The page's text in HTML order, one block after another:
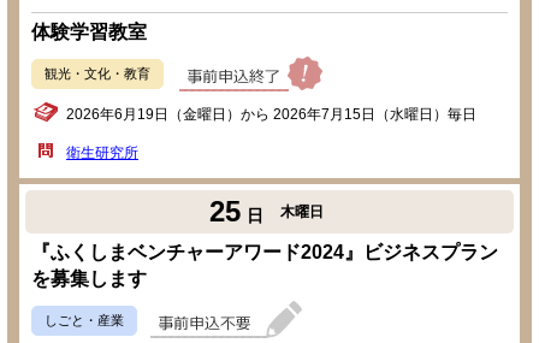
体験学習教室
観光・文化・教育
2026年6月19日（金曜日）から 2026年7月15日（水曜日）毎日
衛生研究所
25 日 木曜日
『ふくしまベンチャーアワード2024』ビジネスプラン
を募集します
しごと・産業